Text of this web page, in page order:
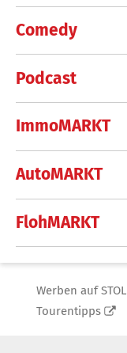
Comedy
Podcast
ImmoMARKT
AutoMARKT
FlohMARKT
Werben auf STOL
Tourentipps